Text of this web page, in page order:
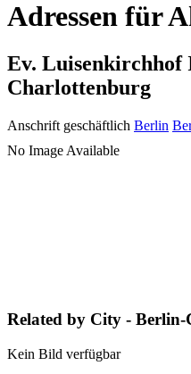
Adressen für
Ev. Luisenkirchhof
Charlottenburg
Anschrift geschäftlich Berlin
No Image Available
Related by City -
Kein Bild verfügbar